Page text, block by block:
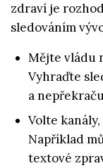
zdraví je
sledováním
Mějte vládu
Vyhraďte
a
Volte
Například
textové